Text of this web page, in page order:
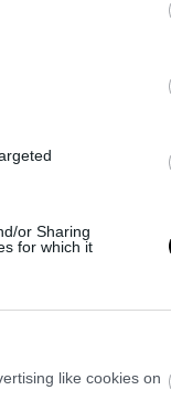
or Sharing
for which it
like cookies on
φορά
την